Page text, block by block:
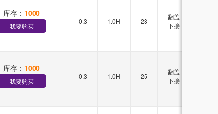
库存： 1000
我要购买
0.3 1.0H 23
翻盖
下接
库存： 1000
我要购买
0.3 1.0H 25
翻盖
下接